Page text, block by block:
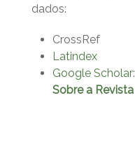
dados:
CrossRef
Latindex
Google Scholar:
Sobre a Revista